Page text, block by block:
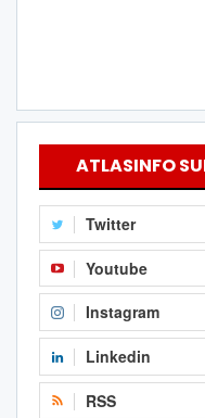
ATLASINFO
Twitter
Youtube
Instagram
Linkedin
RSS